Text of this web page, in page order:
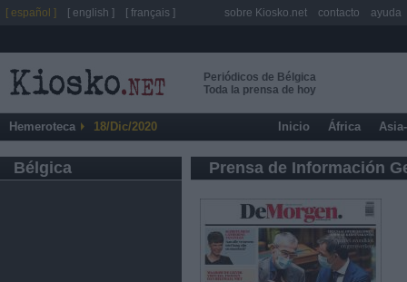
Periódicos de Bélgica
Toda la prensa de hoy
Hemeroteca 18/Dic/2020 Inicio África
Bélgica Prensa de Información
[ español ] [ english ] [ français ] sobre Kiosko.net contacto ayuda